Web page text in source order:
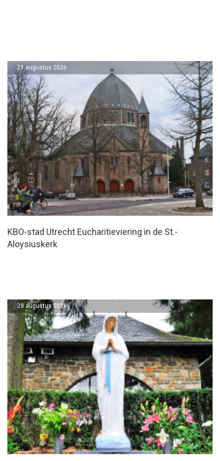
KBO-stad Utrecht Eucharitieviering in de St.-
Aloysiuskerk
21 augustus 2026
28 augustus 2026